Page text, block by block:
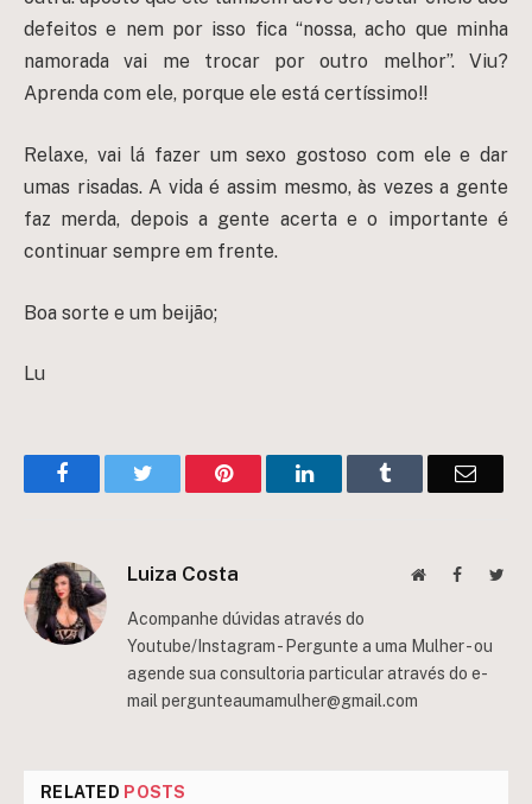
defeitos e nem por isso fica “nossa, acho que minha
namorada vai me trocar por outro melhor”. Viu?
Aprenda com ele, porque ele está certíssimo!!
Relaxe, vai lá fazer um sexo gostoso com ele e dar
umas risadas. A vida é assim mesmo, às vezes a gente
faz merda, depois a gente acerta e o importante é
continuar sempre em frente.
Boa sorte e um beijão;
Lu
FacebookTwitter Pinterest LinkedInTumblr Email
Luiza Costa WebsiteFacebook
Acompanhe dúvidas através do
Youtube/Instagram - Pergunte a uma Mulher - ou
agende sua consultoria particular através do e-
mail pergunteaumamulher@gmail.com
RELATED POSTS